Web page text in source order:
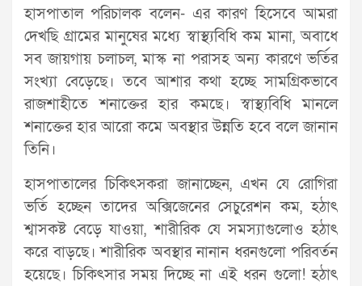
হাসপাতাল পরিচালক বলেন- এর কারণ হিসেবে আমরা
দেখছি গ্রামের মানুষের মধ্যে স্বাস্থ্যবিধি কম মানা, অবাধে
সব জায়গায় চলাচল, মাস্ক না পরাসহ অন্য কারণে ভর্তির
সংখ্যা বেড়েছে। তবে আশার কথা হচ্ছে সামগ্রিকভাবে
রাজশাহীতে শনাক্তের হার কমছে। স্বাস্থ্যবিধি মানলে
শনাক্তের হার আরো কমে অবস্থার উন্নতি হবে বলে জানান
তিনি।
হাসপাতালের চিকিৎসকরা জানাচ্ছেন, এখন যে রোগিরা
ভর্তি হচ্ছেন তাদের অক্সিজেনের সেচুরেশন কম, হঠাৎ
শ্বাসকষ্ট বেড়ে যাওয়া, শারীরিক যে সমস্যাগুলোও হঠাৎ
করে বাড়ছে। শারীরিক অবস্থার নানান ধরনগুলো পরিবর্তন
হয়েছে। চিকিৎসার সময় দিচ্ছে না এই ধরন গুলো! হঠাৎ